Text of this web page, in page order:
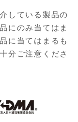
している製品の
にのみ当てはま
に当てはまるも
分ご注意くださ